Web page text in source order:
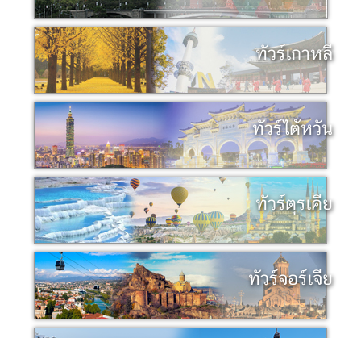
ทัวร์เกาหลี
ทัวร์ไต้หวัน
ทัวร์ตุรเคีย
ทัวร์จอร์เจีย